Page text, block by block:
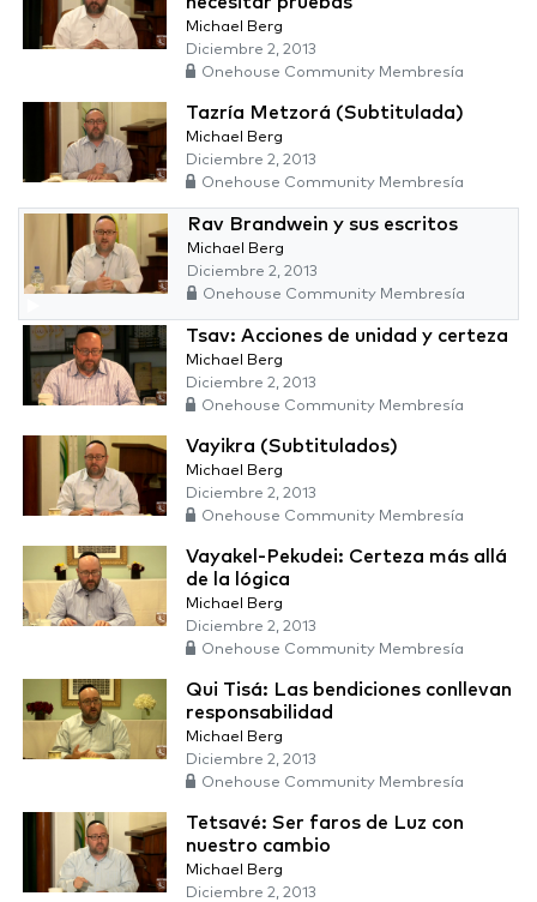
Michael Berg
Diciembre 2, 2013
Onehouse Community Membresía
Tazría Metzorá (Subtitulada)
Michael Berg
Diciembre 2, 2013
Onehouse Community Membresía
Rav Brandwein y sus escritos
Michael Berg
Diciembre 2, 2013
Onehouse Community Membresía
Tsav: Acciones de unidad y certeza
Michael Berg
Diciembre 2, 2013
Onehouse Community Membresía
Vayikra (Subtitulados)
Michael Berg
Diciembre 2, 2013
Onehouse Community Membresía
Vayakel-Pekudei: Certeza más allá
de la lógica
Michael Berg
Diciembre 2, 2013
Onehouse Community Membresía
Qui Tisá: Las bendiciones conllevan
responsabilidad
Michael Berg
Diciembre 2, 2013
Onehouse Community Membresía
Tetsavé: Ser faros de Luz con
nuestro cambio
Michael Berg
Diciembre 2, 2013